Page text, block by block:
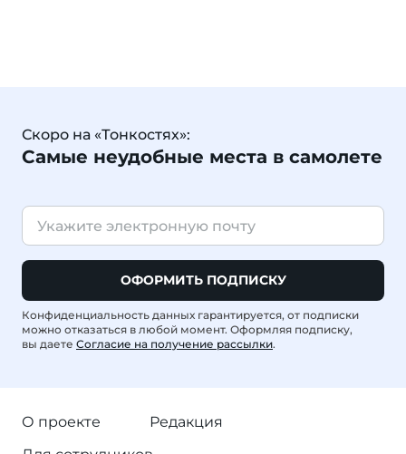
Скоро на «Тонкостях»:
Самые неудобные места в самолете
ОФОРМИТЬ ПОДПИСКУ
Конфиденциальность данных гарантируется, от подписки
можно отказаться в любой момент. Оформляя подписку,
вы даете Согласие на получение рассылки.
О проекте
Редакция